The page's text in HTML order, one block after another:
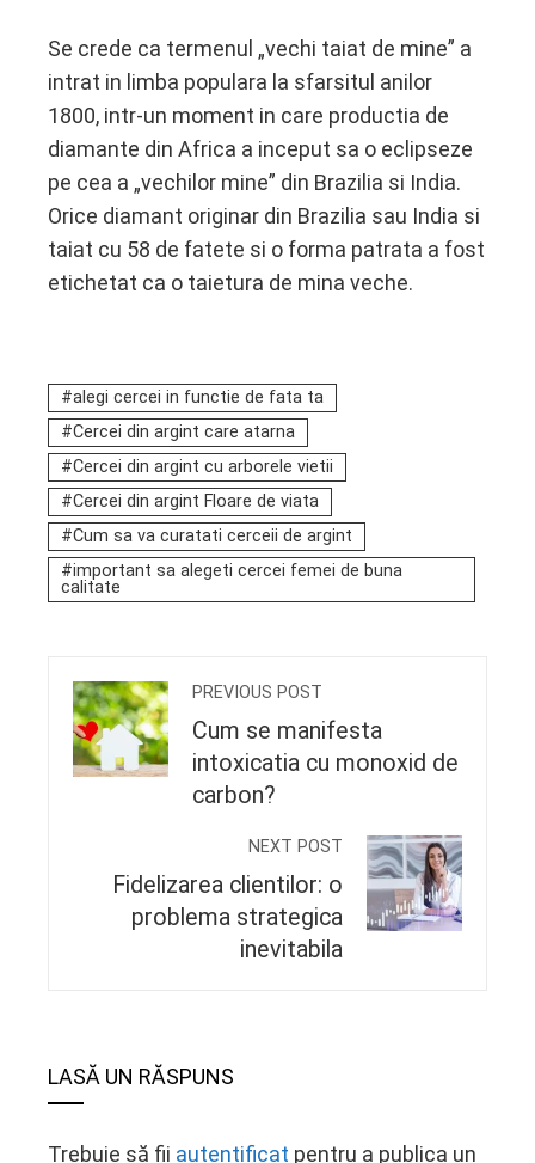
Se crede ca termenul „vechi taiat de mine” a
intrat in limba populara la sfarsitul anilor
1800, intr-un moment in care productia de
diamante din Africa a inceput sa o eclipseze
pe cea a „vechilor mine” din Brazilia si India.
Orice diamant originar din Brazilia sau India si
taiat cu 58 de fatete si o forma patrata a fost
etichetat ca o taietura de mina veche.
alegi cercei in functie de fata ta
Cercei din argint care atarna
Cercei din argint cu arborele vietii
Cercei din argint Floare de viata
Cum sa va curatati cerceii de argint
important sa alegeti cercei femei de buna
calitate
PREVIOUS POST
Cum se manifesta
intoxicatia cu monoxid de
carbon?
NEXT POST
Fidelizarea clientilor: o
problema strategica
inevitabila
LASĂ UN RĂSPUNS
Trebuie să fii autentificat pentru a publica un